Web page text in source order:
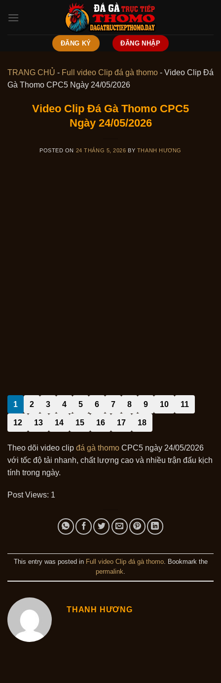
ĐĂNG KÝ ĐĂNG NHẬP
TRANG CHỦ - Full video Clip đá gà thomo - Video Clip Đá
Gà Thomo CPC5 Ngày 24/05/2026
Video Clip Đá Gà Thomo CPC5
Ngày 24/05/2026
POSTED ON 24 THÁNG 5, 2026 BY THANH HƯƠNG
1 2 3 4 5 6 7 8 9 10 11
12 13 14 15 16 17 18
Theo dõi video clip đá gà thomo CPC5 ngày 24/05/2026
với tốc độ tải nhanh, chất lượng cao và nhiều trận đấu kịch
tính trong ngày.
Post Views: 1
This entry was posted in Full video Clip đá gà thomo. Bookmark the
permalink
THANH HƯƠNG